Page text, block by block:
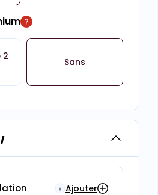
2
Sans
Ajouter